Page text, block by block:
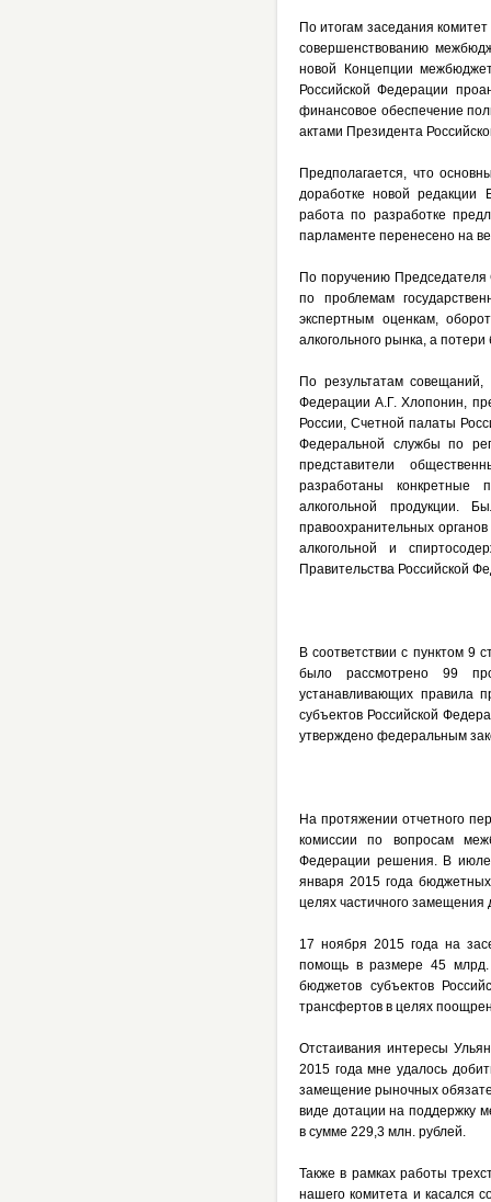
По итогам заседания
совершенствованию
новой Концепции
Российской Федерации
финансовое обеспечение
актами Президента
Предполагается, что
доработке новой редакции
работа по разработке
парламенте перенесено на
По поручению Председателя
по проблемам
экспертным оценкам,
алкогольного рынка, а
По результатам совещаний,
Федерации А.Г. Хлопонин,
России, Счетной палаты
Федеральной службы по
представители
разработаны конкретные
алкогольной продукции.
правоохранительных
алкогольной и
Правительства Российской
В соответствии с пунктом 9
было рассмотрено 99
устанавливающих правила
субъектов Российской
утверждено федеральным
На протяжении отчетного
комиссии по вопросам
Федерации решения. В июле
января 2015 года
целях частичного замещения
17 ноября 2015 года на
помощь в размере 45 млрд.
бюджетов субъектов
трансфертов в целях
Отстаивания интересы
2015 года мне удалось
замещение рыночных
виде дотации на поддержку
в сумме 229,3 млн. рублей.
Также в рамках работы
нашего комитета и касался